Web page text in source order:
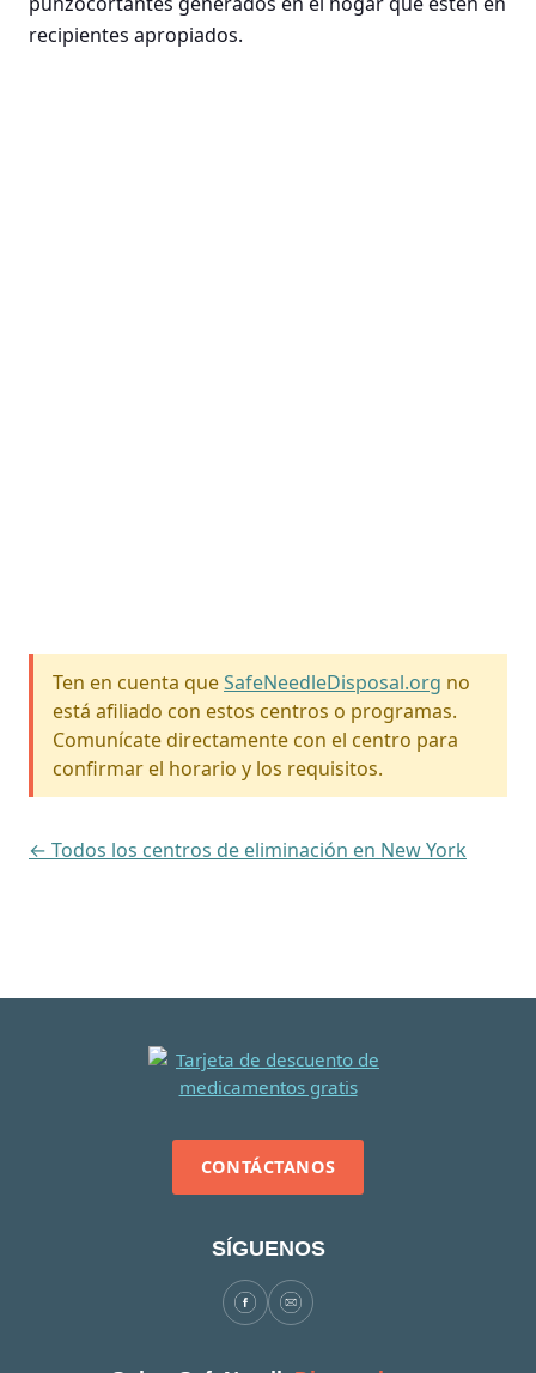
recipientes apropiados.
Ten en cuenta queSafeNeedleDisposal.org no
está afiliado con estos centros o programas.
Comunícate directamente con el centro para
confirmar el horario y los requisitos.
← Todos los centros de eliminación en New York
CONTÁCTANOS
SÍGUENOS